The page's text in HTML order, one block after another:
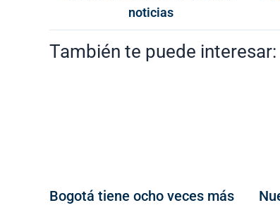
noticias
También te puede interesar:
Bogotá tiene ocho veces más